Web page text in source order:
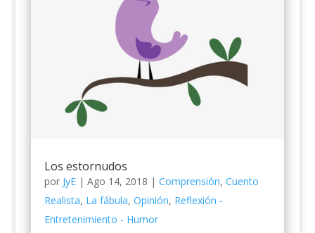
Los estornudos
por JyE| Ago 14, 2018 | Comprensión, Cuento
Realista, La fábula, Opinión, Reflexión -
Entretenimiento - Humor